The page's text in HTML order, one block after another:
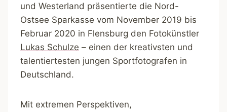
und Westerland präsentierte die Nord-
Ostsee Sparkasse vom November 2019 bis
Februar 2020 in Flensburg den Fotokünstler
Lukas Schulze – einen der kreativsten und
talentiertesten jungen Sportfotografen in
Deutschland.
Mit extremen Perspektiven,